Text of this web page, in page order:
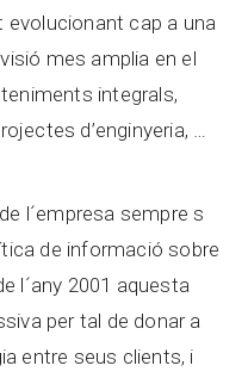
evolucionant cap a una
mes amplia en el
integrals,
d’enginyeria, …
l´empresa sempre s
de informació sobre
l´any 2001 aquesta
per tal de donar a
entre seus clients, i